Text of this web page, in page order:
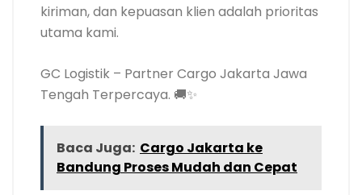
kiriman, dan kepuasan klien adalah prioritas
utama kami.
GC Logistik – Partner Cargo Jakarta Jawa
Tengah Terpercaya. 🚚✨
Baca Juga: Cargo Jakarta ke
Bandung Proses Mudah dan Cepat